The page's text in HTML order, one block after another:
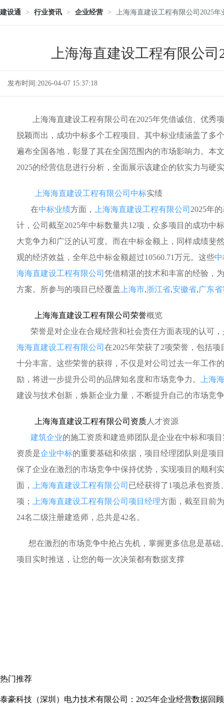
建设通 > 行业资讯 > 企业经营 > 上海海直建设工程有限公司2025年
上海海直建设工程有限公
发布时间:2026-04-07 15:37:18
上海海直建设工程有限公司在2025年凭借诚信、优秀
脱颖而出，成功中标多个工程项目。其中标业绩涵盖了多
遍布全国各地，彰显了其在全国范围内的市场影响力。本
2025的经营信息进行分析，全面展示该建企的软实力与硬
上海海直建设工程有限公司中标实绩
在中标业绩方面， 上海海直建设工程有限公司 2025年
计，公司截至2025年中标数量共12项，众多项目的成功中
大竞争力和广泛的认可度。而在中标金额上，同样成绩斐
观的经济效益，全年总中标金额超过10560.71万元。这些
海海直建设工程有限公司 凭借精湛的技术和丰富的经验，
方案。所参与的项目已经覆盖 上海市,浙江省,安徽省,广东省
上海海直建设工程有限公司荣誉概览
荣誉是对企业在合规经营和社会责任方面表现的认可，
海海直建设工程有限公司 在2025年荣获了2项荣誉，包括
十分丰富。这些荣誉的获得，不仅是对公司过去一年工作
励，将进一步提升公司的品牌知名度和市场竞争力。
上海
建设与技术创新，焕新企业力量，不断提升自己的市场竞
上海海直建设工程有限公司资质 人才资源
建筑企业的施工资质和建造师团队是企业在中标和项
资质是企业中标的重要基础和依据，项目经理团队则是项
保了企业在激烈的市场竞争中保持优势，实现项目的顺利
面，
上海海直建设工程有限公司 已经获得了1项总承包资质
项；
上海海直建设工程有限公司项目经理方面，截至目前
24名二级注册建造师，总共是42名。
想在激烈的市场竞争中抢占先机，掌握更多信息是基础
项目实时推送，让您的每一次决策都有数据支撑
热门推荐
泰豪科技（深圳）电力技术有限公司：2025年企业经营数据回顾